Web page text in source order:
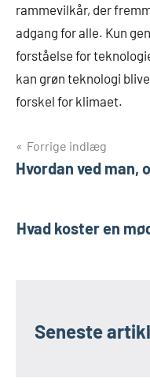
rammevilkår, der
adgang for alle. Kun
forståelse for
kan grøn teknologi
forskel for klimaet.
Forrige indlæg
Hvordan ved man,
Hvad koster en
Seneste